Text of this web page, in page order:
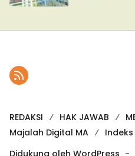
REDAKSI HAK JAWAB
Majalah Digital MA